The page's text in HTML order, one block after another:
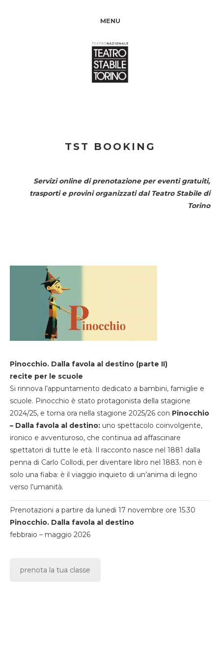
MENU
TST BOOKING
Servizi online di prenotazione per eventi gratuiti,
trasporti e provini organizzati dal Teatro Stabile di
Torino
Pinocchio. Dalla favola al destino (parte II)
recite per le scuole
Si rinnova l’appuntamento dedicato a bambini, famiglie e
scuole. Pinocchio è stato protagonista della stagione
2024/25, e torna ora nella stagione 2025/26 con Pinocchio
– Dalla favola al destino: uno spettacolo coinvolgente,
ironico e avventuroso, che continua ad affascinare
spettatori di tutte le età. Il racconto nasce nel 1881 dalla
penna di Carlo Collodi, per diventare libro nel 1883. non è
solo una fiaba: è il viaggio inquieto di un’anima di legno
verso l’umanità.
Prenotazioni a partire da lunedi 17 novembre ore 15.30
Pinocchio. Dalla favola al destino
febbraio – maggio 2026
prenota la tua classe